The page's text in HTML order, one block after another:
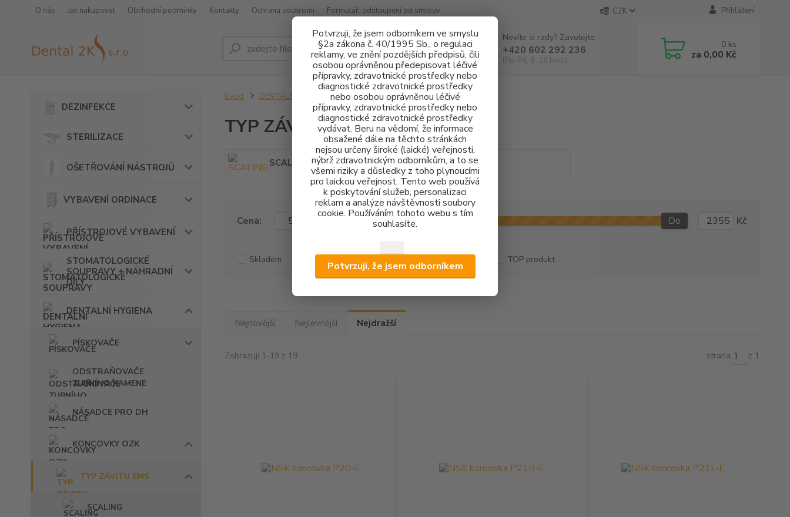
Potvrzuji, že jsem odborníkem ve smyslu
§2a zákona č. 40/1995 Sb., o regulaci
reklamy, ve znění pozdějších předpisů, čili
osobou oprávněnou předepisovat léčivé
přípravky, zdravotnické prostředky nebo
diagnostické zdravotnické prostředky
nebo osobou oprávněnou léčivé
přípravky, zdravotnické prostředky nebo
diagnostické zdravotnické prostředky
vydávat. Beru na vědomí, že informace
obsažené dále na těchto stránkách
nejsou určeny široké (laické) veřejnosti,
nýbrž zdravotnickým odborníkům, a to se
všemi riziky a důsledky z toho plynoucími
pro laickou veřejnost. Tento web používá
k poskytování služeb, personalizaci
reklam a analýze návštěvnosti soubory
cookie. Používáním tohoto webu s tím
souhlasíte.
Potvrzuji, že jsem odborníkem
O nás Jak nakupovat Obchodní podmínky Kontakty Ochrana soukromí Formulář: odstoupení od smlouv CZK Přihlášení
Hledat
Nevíte si rady? Zavolejte.
+420 602 292 236
(Po-Pá, 8-16 hod.)
0 ks
za 0,00 Kč
DEZINFEKCE
STERILIZACE
OŠETŘOVÁNÍ NÁSTROJŮ
VYBAVENÍ ORDINACE
PŘÍSTROJOVÉ VYBAVENÍ
STOMATOLOGICKÉ
SOUPRAVY + NÁHRADNÍ
DÍLY
DENTALNÍ HYGIENA
PÍSKOVAČE
ODSTRAŇOVAČE
ZUBNÍHO KAMENE
NÁSADCE PRO DH
KONCOVKY OZK
TYP ZÁVITU EMS
SCALING
Úvod DENTALNÍ HYGIENA KONCOVKY OZK TYP ZÁVITU EMS
TYP ZÁVITU EMS
SCALING PARO
Cena: Do Kč
Skladem Novinka Akce Doprava ZDARMA TOP produkt
Nejnovější Nejlevnější Nejdražší
Zobrazuji 1-19 z 19 strana z 1